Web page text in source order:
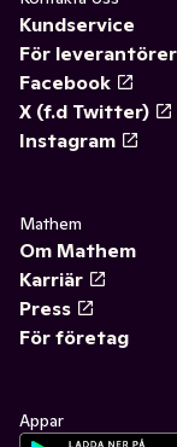
Kundservice
För leverantörer
Facebook
X (f.d Twitter)
Instagram
Mathem
Om Mathem
Karriär
Press
För företag
Appar